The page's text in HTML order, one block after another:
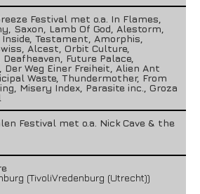
Festival met o.a. In Flames,
Saxon, Lamb Of God, Alestorm,
Testament, Amorphis,
Alcest, Orbit Culture,
Future Palace,
Der Weg Einer Freiheit, Alien Ant
Waste, Thundermother, From
Misery Index, Parasite inc., Groza
Festival met o.a. Nick Cave & the
(TivoliVredenburg (Utrecht))